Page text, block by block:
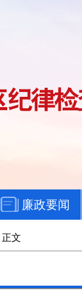
廉政要闻
正文